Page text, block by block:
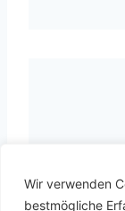
Wir verwenden
bestmögliche